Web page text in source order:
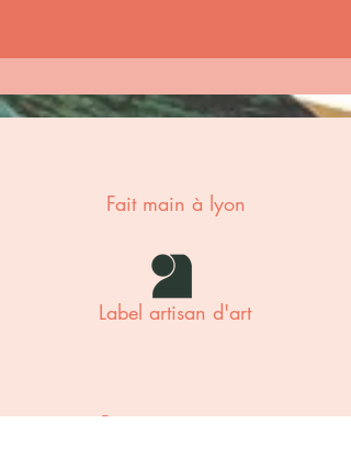
Fait main à lyon
Label artisan d'art
Paiement sécurisé